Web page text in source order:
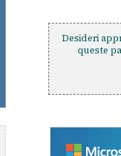
Desideri
queste